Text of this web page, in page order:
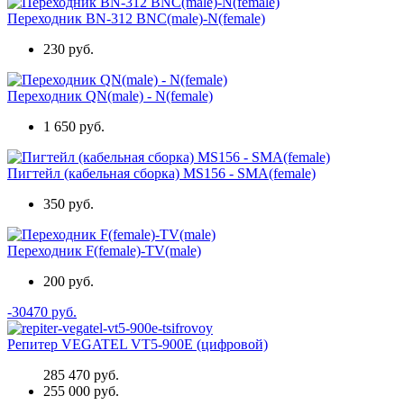
Переходник BN-312 BNC(male)-N(female)
230 руб.
Переходник QN(male) - N(female)
1 650 руб.
Пигтейл (кабельная сборка) MS156 - SMA(female)
350 руб.
Переходник F(female)-TV(male)
200 руб.
-30470 руб.
Репитер VEGATEL VT5-900E (цифровой)
285 470 руб.
255 000 руб.